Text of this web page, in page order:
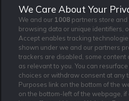
Jag vill få nyhetsbrev från
och villkor gäller. *
Affiliate Modell
Om Rekatochklart
Kontakta oss
Ansvarsfullt
F.A.Q
Nyhetsarkiv
We Care About Your
We and our 1008 partners store
browsing data or unique identifiers,
Accept enables tracking
shown under we and our partners
trackers are disabled, some content
as relevant to you. You can
choices or withdraw consent at any
Purposes link on the bottom of the
on the bottom-left of the webpage,